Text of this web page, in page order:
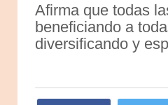
Afirma que todas
beneficiando a
diversificando y